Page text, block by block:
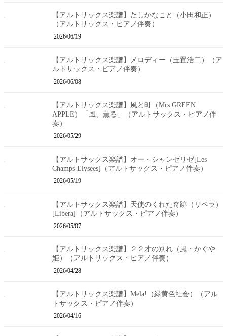
【アルトサックス楽譜】たしかなこと（小田和正）
（アルトサックス・ピアノ伴奏）
2026/06/19
【アルトサックス楽譜】メロディー（玉置浩二）（ア
ルトサックス・ピアノ伴奏）
2026/06/08
【アルトサックス楽譜】風と町（Mrs.GREEN
APPLE）「風、薫る」（アルトサックス・ピアノ伴
奏）
2026/05/29
【アルトサックス楽譜】オー・シャンゼリゼ[Les
Champs Elysees]（アルトサックス・ピアノ伴奏）
2026/05/19
【アルトサックス楽譜】天使のくれた奇跡（リベラ）
[Libera]（アルトサックス・ピアノ伴奏）
2026/05/07
【アルトサックス楽譜】２２才の別れ（風・かぐや
姫）（アルトサックス・ピアノ伴奏）
2026/04/28
【アルトサックス楽譜】Mela!（緑黄色社会）（アル
トサックス・ピアノ伴奏）
2026/04/16